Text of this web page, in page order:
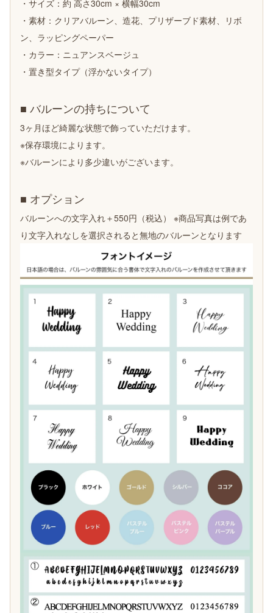
・サイズ：約 高さ30cm × 横幅30cm
・素材：クリアバルーン、造花、プリザーブド素材、リボ
ン、ラッピングペーパー
・カラー：ニュアンスベージュ
・置き型タイプ（浮かないタイプ）
■ バルーンの持ちについて
3ヶ月ほど綺麗な状態で飾っていただけます。
※保存環境によります。
※バルーンにより多少違いがございます。
■ オプション
バルーンへの文字入れ＋550円（税込） ※商品写真は例であ
り文字入れなしを選択されると無地のバルーンとなります